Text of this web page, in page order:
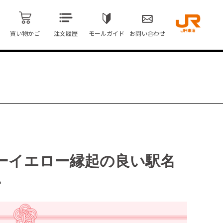
買い物かご 注文履歴 モールガイド お問い合わせ
イエロー縁起の良い駅名